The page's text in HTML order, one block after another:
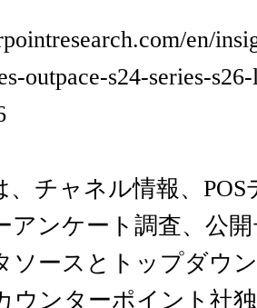
en/
outpace-s24-series-
、チャネル情報、
アンケート調査、公
ソースとトップダウ
ウンターポイント社